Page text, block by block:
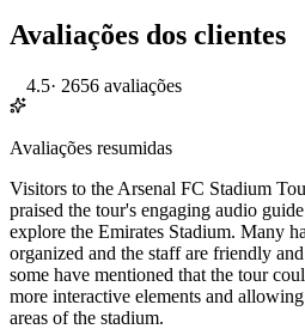
Avaliações dos clientes
4.5· 2656 avaliações
Avaliações resumidas
Visitors to the Arsenal FC Stadium
praised the tour's engaging audio
explore the Emirates Stadium. Many
organized and the staff are friendly
some have mentioned that the tour
more interactive elements and
areas of the stadium.